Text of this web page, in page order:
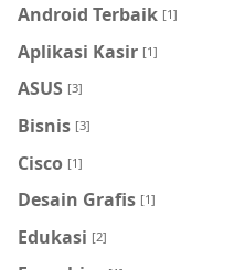
Android Terbaik [1]
Aplikasi Kasir [1]
ASUS [3]
Bisnis [3]
Cisco [1]
Desain Grafis [1]
Edukasi [2]